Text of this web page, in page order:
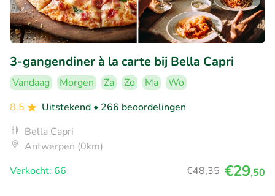
3-gangendiner à la carte bij Bella Capri
Vandaag Morgen Za Zo Ma
Wo
8.5
Uitstekend • 266 beoordelingen
Bella Capri
Antwerpen (0km)
Verkocht: 66
€48,35 €29,50